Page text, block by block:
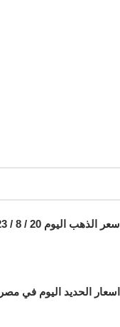
سعر الذهب اليوم 20 / 8 / 2023 في مصر | وذيادة في الاسعار
اسعار الحديد اليوم في